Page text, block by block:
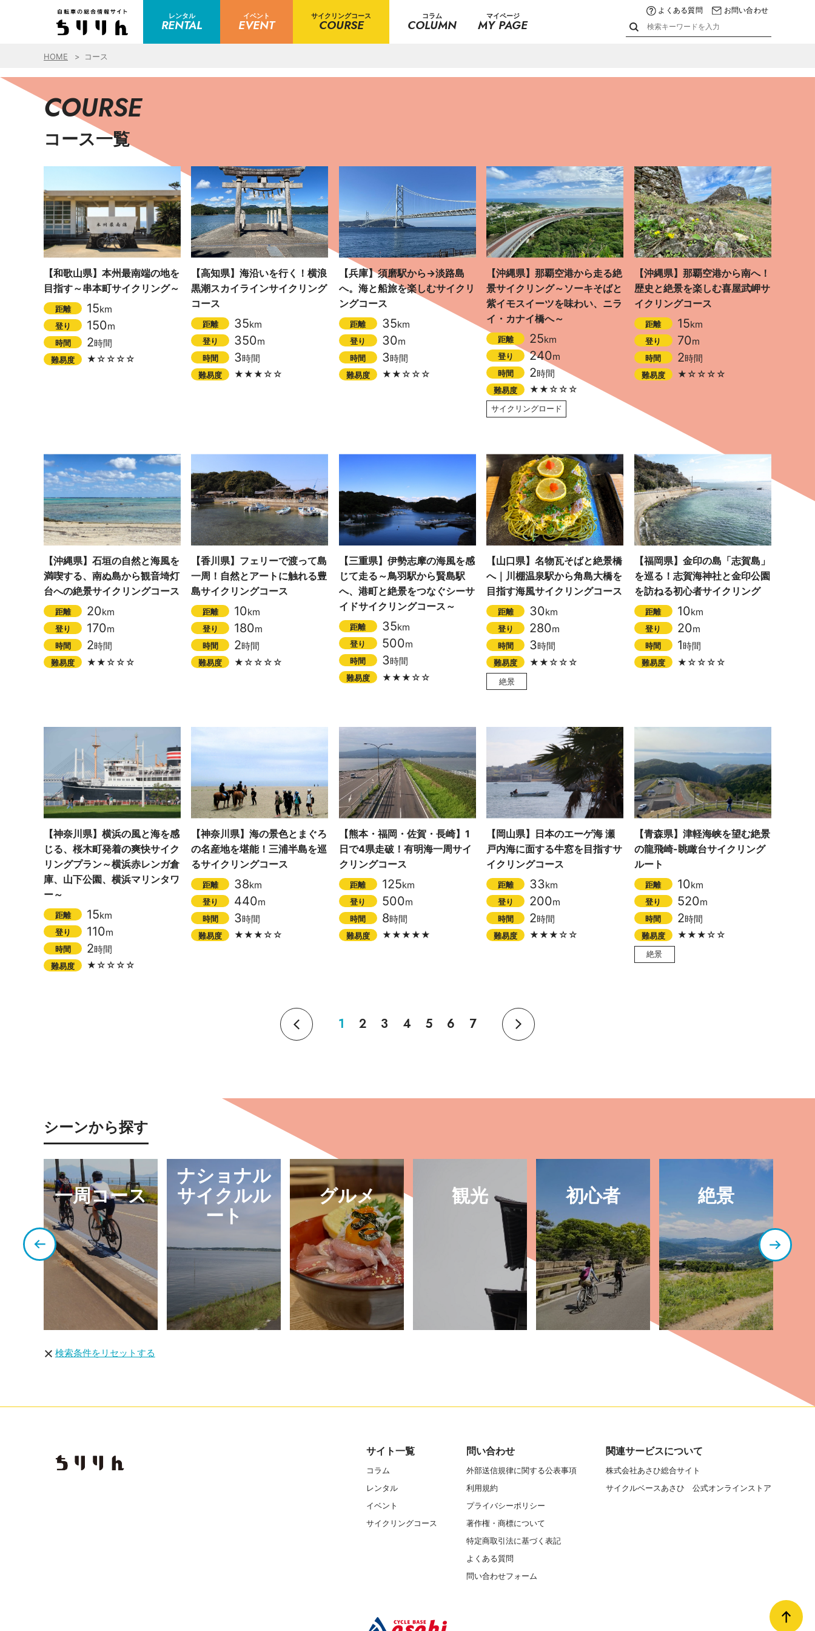
レンタル
RENTAL
イベント
EVENT
サイクリングコース
COURSE
コラム
COLUMN
マイページ
MY PAGE
よくある質問 お問い合わせ
HOME コース
COURSE
コース一覧
【和歌山県】本州最南端の地を
目指す～串本町サイクリング～
距離 15km
登り 150m
時間 2時間
難易度 ★☆☆☆☆
【高知県】海沿いを行く！横浪
黒潮スカイラインサイクリング
コース
距離 35km
登り 350m
時間 3時間
難易度 ★★★☆☆
【兵庫】須磨駅から→淡路島
へ。海と船旅を楽しむサイクリ
ングコース
距離 35km
登り 30m
時間 3時間
難易度 ★★☆☆☆
【沖縄県】那覇空港から走る絶
景サイクリング～ソーキそばと
紫イモスイーツを味わい、ニラ
イ・カナイ橋へ～
距離 25km
登り 240m
時間 2時間
難易度 ★★☆☆☆
サイクリングロード
【沖縄県】那覇空港から南へ！
歴史と絶景を楽しむ喜屋武岬サ
イクリングコース
距離 15km
登り 70m
時間 2時間
難易度 ★☆☆☆☆
【沖縄県】石垣の自然と海風を
満喫する、南ぬ島から観音埼灯
台への絶景サイクリングコース
距離 20km
登り 170m
時間 2時間
難易度 ★★☆☆☆
【香川県】フェリーで渡って島
一周！自然とアートに触れる豊
島サイクリングコース
距離 10km
登り 180m
時間 2時間
難易度 ★☆☆☆☆
【三重県】伊勢志摩の海風を感
じて走る～鳥羽駅から賢島駅
へ、港町と絶景をつなぐシーサ
イドサイクリングコース～
距離 35km
登り 500m
時間 3時間
難易度 ★★★☆☆
【山口県】名物瓦そばと絶景橋
へ｜川棚温泉駅から角島大橋を
目指す海風サイクリングコース
距離 30km
登り 280m
時間 3時間
難易度 ★★☆☆☆
絶景
【福岡県】金印の島「志賀島」
を巡る！志賀海神社と金印公園
を訪ねる初心者サイクリング
距離 10km
登り 20m
時間 1時間
難易度 ★☆☆☆☆
【神奈川県】横浜の風と海を感
じる、桜木町発着の爽快サイク
リングプラン～横浜赤レンガ倉
庫、山下公園、横浜マリンタワ
ー～
距離 15km
登り 110m
時間 2時間
難易度 ★☆☆☆☆
【神奈川県】海の景色とまぐろ
の名産地を堪能！三浦半島を巡
るサイクリングコース
距離 38km
登り 440m
時間 3時間
難易度 ★★★☆☆
【熊本・福岡・佐賀・長崎】1
日で4県走破！有明海一周サイ
クリングコース
距離 125km
登り 500m
時間 8時間
難易度 ★★★★★
【岡山県】日本のエーゲ海 瀬
戸内海に面する牛窓を目指すサ
イクリングコース
距離 33km
登り 200m
時間 2時間
難易度 ★★★☆☆
【青森県】津軽海峡を望む絶景
の龍飛崎-眺瞰台サイクリング
ルート
距離 10km
登り 520m
時間 2時間
難易度 ★★★☆☆
絶景
1 2 3 4 5 6 7
シーンから探す
一周コース
ナショナル
サイクルル
ート
グルメ 観光 初心者 絶景
検索条件をリセットする
サイト一覧
コラム
レンタル
イベント
サイクリングコース
問い合わせ
外部送信規律に関する公表事項
利用規約
プライバシーポリシー
著作権・商標について
特定商取引法に基づく表記
よくある質問
問い合わせフォーム
関連サービスについて
株式会社あさひ総合サイト
サイクルベースあさひ 公式オンラインストア